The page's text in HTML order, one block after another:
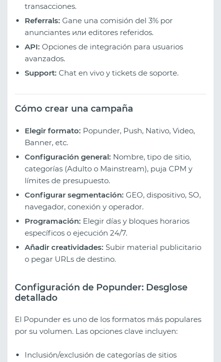
transacciones.
Referrals: Gane una comisión del 3% por
anunciantes или editores referidos.
API: Opciones de integración para usuarios
avanzados.
Support: Chat en vivo y tickets de soporte.
Cómo crear una campaña
Elegir formato: Popunder, Push, Nativo, Video,
Banner, etc.
Configuración general: Nombre, tipo de sitio,
categorías (Adulto o Mainstream), puja CPM y
límites de presupuesto.
Configurar segmentación: GEO, dispositivo, SO,
navegador, conexión y operador.
Programación: Elegir días y bloques horarios
específicos o ejecución 24/7.
Añadir creatividades: Subir material publicitario
o pegar URLs de destino.
Configuración de Popunder: Desglose
detallado
El Popunder es uno de los formatos más populares
por su volumen. Las opciones clave incluyen:
Inclusión/exclusión de categorías de sitios